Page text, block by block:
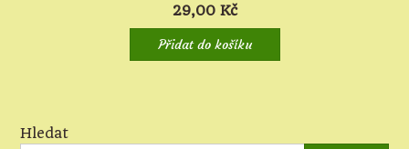
29,00 Kč
Přidat do košíku
Hledat